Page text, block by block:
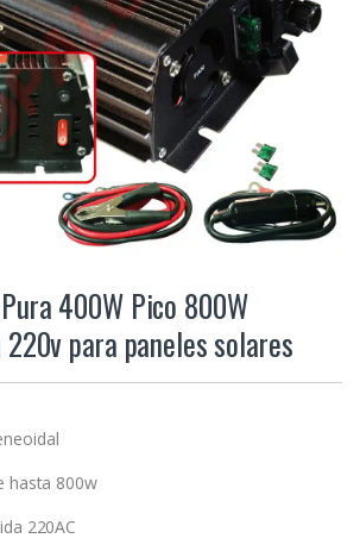
400W Pico 800W
220v para paneles solares
hasta 800w
220AC